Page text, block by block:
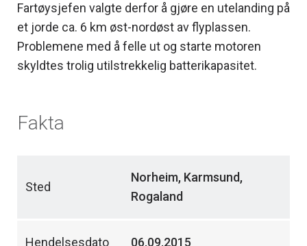
Fartøysjefen valgte derfor å gjøre en utelanding på
et jorde ca. 6 km øst-nordøst av flyplassen.
Problemene med å felle ut og starte motoren
skyldtes trolig utilstrekkelig batterikapasitet.
Fakta
Sted
Norheim, Karmsund,
Rogaland
Hendelsesdato 06.09.2015